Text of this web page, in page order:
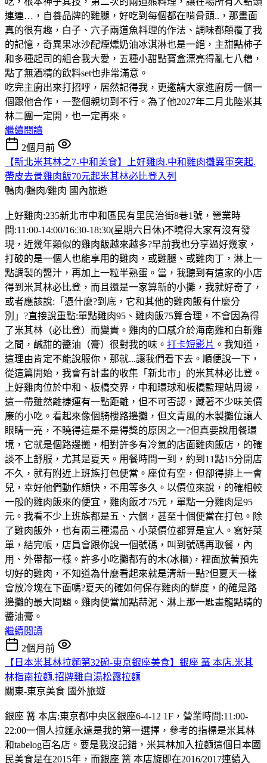
連連…，自養品牌的雞腿，好吃到每個都在啃骨頭..，那畫面
真的很有趣，白子、穴子兩道魚料理的作法、調味都顛覆了我
的記憶，奇異果冰沙配煙燻奶油冰淇淋也是一絕，主甜點柿子
和多種起司的組合我大愛，五種小甜點寶盒漂亮得亂七八糟，
點了無酒精的飲料set也非常滿意。
吃完主廚出來打招呼，居然記得我，更邀請大家進廚房一個一
個跟他合作，一整個親切到不行。為了他2027年二月北陸米其
林二團一定開，也一定再來。
繼續閱讀
2個月前
【新北米其林之7-中和美食】上好雞肉.中和雞肉攤異軍突起.
帶皮去骨雞肉飯70元起米其林必比登入列
鴨肉/鵝肉/雞肉 國內旅遊
上好雞肉:235新北市中和區民有里民治街8巷1號，營業時
間:11:00-14:00/16:30-18:30(星期六日休)不曉得大家有沒有發
現，近幾年類似的雞肉飯越來越多?早前我也分享過好幾家，
打破的是一個人也能享用的雞肉，或雞腿、或雞肉丁，淋上一
點調製的醬汁，再加上一粒半熟蛋。當，我聽到有這家的小店
得到米其林必比登，而且還是一家算新的小攤，我就好奇了，
或者應該說:「憑什麼?到底，它和其他的雞肉飯有什麼分
別」?直接說重點:單點雞肉95、雞肉飯75算合理，不會因為得
了米其林（必比登）而變貴。雞肉的口感介於海南雞和白斬雞
之間，鹹甜的醬油（膏）很對我的味。 打卡短影片 。我知道，
這理由肯定不能說服你，那就...讓我們看下去。順便說一下，
從這篇開始，我會有計畫的收集「新北市」的米其林必比登。
上好雞肉位於中和、板橋交界，中和環球和板橋監理站周邊，
這一帶雖然離捷運有一點距離，但不可否認，藏著不少味美價
廉的小吃。看起來像個騎樓路邊攤，但文青風的木製攤位讓人
眼睛一亮，不曉得這是不是得獎的原因之一?但真要說用餐環
境，它就是個路邊攤，相對許多有冷氣的店面雞肉飯店，的確
談不上舒服，尤其是夏天。用餐時間一到，約到11點15分開店
不久，就有附近上班族打包便當。座位有空，但卻得排上一會
兒，幸好他們動作頗快，不用等多久。以價位來說，的確相較
一般的雞肉飯來的便宜，雞肉飯才75元，單點一分雞肉是95
元。我看不少上班族都是五、六個，甚至十個便當在打包。除
了雞肉飯外，也有兩三種湯品、小菜價位都算是宜人。寫好菜
單，結完帳，店員會跟你說一個號碼，叫到號碼再取餐，內
用、外帶都一樣。許多小吃攤都有的木(冰櫃)，裡面放著預先
切好的雞肉，不知道為什麼看起來就是清新一點?但夏天一樣
會放冷塊在下面嗎?夏天的確如何保存雞肉的鮮度，的確是路
邊攤的最大問題。雞肉便當加點蒜泥、淋上那一匙畫龍點睛的
醬油膏。
繼續閱讀
2個月前
【日本米其林拉麵第32碗-東京銀座美食】銀座 篝 本店.米其
林指南拉麵.招牌雞白湯松露拉麵
關東-東京美食 國外旅遊
銀座 篝 本店:東京都中央区銀座6-4-12 1F，營業時間:11:00-
22:00一個人拉麵永遠是我的第一選擇，參考的指標是米其林
和tabelog百名店。要是我沒記錯，米其林加入拉麵這個日本國
民美食是在2015年，而銀座 篝 本店旋即在2016/2017連續入